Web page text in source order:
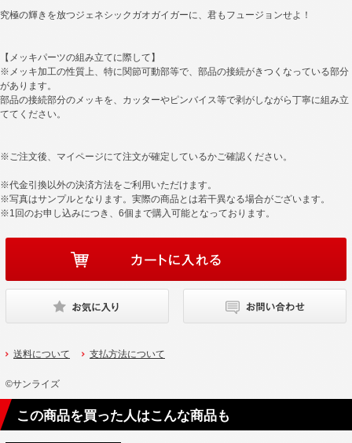
究極の輝きを放つジェネシックガオガイガーに、君もフュージョンせよ！
【メッキパーツの組み立てに際して】
※メッキ加工の性質上、特に関節可動部等で、部品の接続がきつくなっている部分
があります。
部品の接続部分のメッキを、カッターやピンバイス等で剥がしながら丁寧に組み立
ててください。
※ご注文後、マイページにて注文が確定しているかご確認ください。
※代金引換以外の決済方法をご利用いただけます。
※写真はサンプルとなります。実際の商品とは若干異なる場合がございます。
※1回のお申し込みにつき、6個まで購入可能となっております。
送料について 支払方法について
©サンライズ
この商品を買った人はこんな商品も